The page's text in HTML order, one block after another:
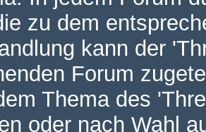
zu dem
kann der
Forum
Thema des
oder nach Wahl